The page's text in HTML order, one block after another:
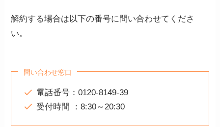
解約する場合は以下の番号に問い合わせてくださ
い。
問い合わせ窓口
電話番号：0120-8149-39
受付時間 ：8:30～20:30